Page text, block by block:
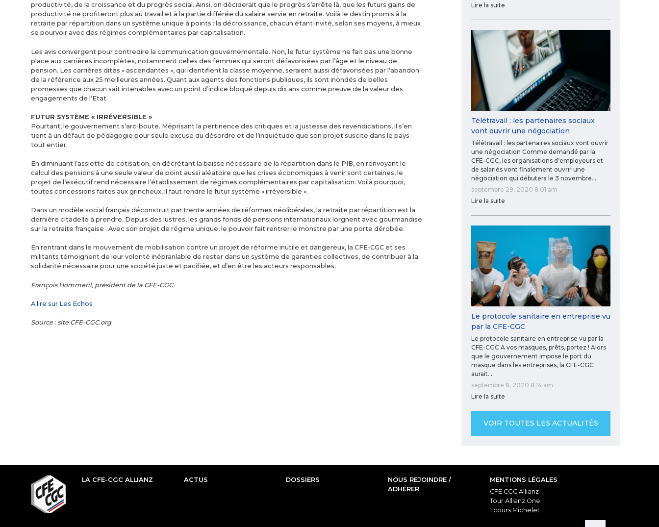
productivité, de la croissance et du progrès social. Ainsi, on déciderait que le progrès s’arrête là, que les futurs gains de
productivité ne profiteront plus au travail et à la partie différée du salaire servie en retraite. Voilà le destin promis à la
retraite par répartition dans un système unique à points : la décroissance, chacun étant invité, selon ses moyens, à mieux
se pourvoir avec des régimes complémentaires par capitalisation.
Les avis convergent pour contredire la communication gouvernementale. Non, le futur système ne fait pas une bonne
place aux carrières incomplètes, notamment celles des femmes qui seront défavorisées par l’âge et le niveau de
pension. Les carrières dites « ascendantes », qui identifient la classe moyenne, seraient aussi défavorisées par l’abandon
de la référence aux 25 meilleures années. Quant aux agents des fonctions publiques, ils sont inondés de belles
promesses que chacun sait intenables avec un point d’indice bloqué depuis dix ans comme preuve de la valeur des
engagements de l’Etat.
FUTUR SYSTÈME « IRRÉVERSIBLE »
Pourtant, le gouvernement s’arc-boute. Méprisant la pertinence des critiques et la justesse des revendications, il s’en
tient à un défaut de pédagogie pour seule excuse du désordre et de l’inquiétude que son projet suscite dans le pays
tout entier.
En diminuant l’assiette de cotisation, en décrétant la baisse nécessaire de la répartition dans le PIB, en renvoyant le
calcul des pensions à une seule valeur de point aussi aléatoire que les crises économiques à venir sont certaines, le
projet de l’exécutif rend nécessaire l’établissement de régimes complémentaires par capitalisation. Voilà pourquoi,
toutes concessions faites aux grincheux, il faut rendre le futur système « irréversible ».
Dans un modèle social français déconstruit par trente années de réformes néolibérales, la retraite par répartition est la
dernière citadelle à prendre. Depuis des lustres, les grands fonds de pensions internationaux lorgnent avec gourmandise
sur la retraite française . Avec son projet de régime unique, le pouvoir fait rentrer le monstre par une porte dérobée.
En rentrant dans le mouvement de mobilisation contre un projet de réforme inutile et dangereux, la CFE-CGC et ses
militants témoignent de leur volonté inébranlable de rester dans un système de garanties collectives, de contribuer à la
solidarité nécessaire pour une société juste et pacifiée, et d’en être les acteurs responsables.
François Hommeril, président de la CFE-CGC
A lire sur Les Echos
Source : site CFE-CGC.org
Lire la suite
Télétravail : les partenaires sociaux
vont ouvrir une négociation
Télétravail : les partenaires sociaux vont ouvrir
une négociation Comme demandé par la
CFE-CGC, les organisations d’employeurs et
de salariés vont finalement ouvrir une
négociation qui débutera le 3 novembre.…
septembre 29, 2020 8:01 am
Lire la suite
Le protocole sanitaire en entreprise vu
par la CFE-CGC
Le protocole sanitaire en entreprise vu par la
CFE-CGC A vos masques, prêts, portez ! Alors
que le gouvernement impose le port du
masque dans les entreprises, la CFE-CGC
aurait…
septembre 8, 2020 8:14 am
Lire la suite
VOIR TOUTES LES ACTUALITÉS
LA CFE-CGC ALLIANZ ACTUS DOSSIERS
NOUS REJOINDRE /
ADHÉRER
MENTIONS LÉGALES
CFE CGC Allianz
Tour Allianz One
1 cours Michelet